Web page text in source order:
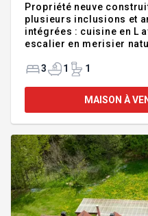
Propriété neuve
plusieurs inclusions et
intégrées : cuisine en L
escalier en merisier
douche moderne,
inclus, chauffe-eau 60
percolant et finitions
sélectionnées. Une
qu'un aperçu :
des extras et
3 1 1
MAISON À